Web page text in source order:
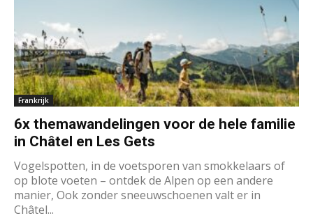
Frankrijk
6x themawandelingen voor de hele familie
in Châtel en Les Gets
Vogelspotten, in de voetsporen van smokkelaars of
op blote voeten – ontdek de Alpen op een andere
manier, Ook zonder sneeuwschoenen valt er in
Châtel...